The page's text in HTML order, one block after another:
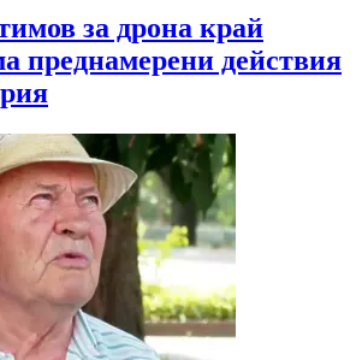
за дрона край
преднамерени действия